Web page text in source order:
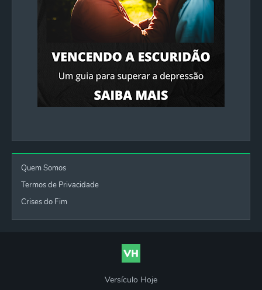
Quem Somos
Termos de Privacidade
Crises do Fim
Versículo Hoje